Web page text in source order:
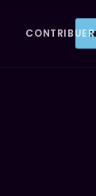
CONTRIBUER